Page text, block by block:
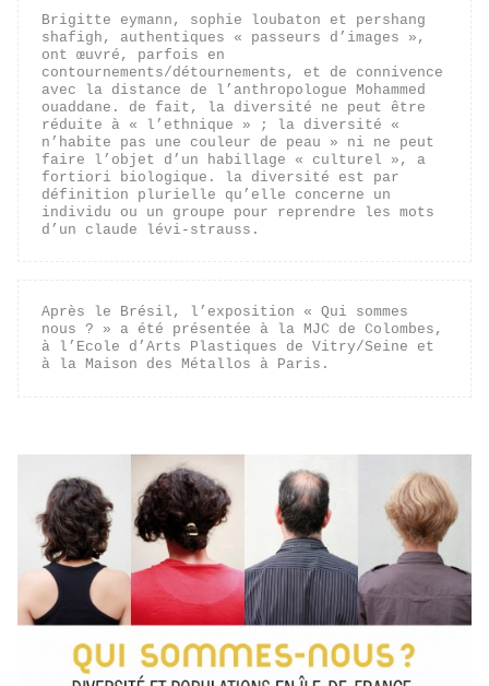
Brigitte eymann, sophie loubaton et pershang
shafigh, authentiques « passeurs d’images »,
ont œuvré, parfois en
contournements/détournements, et de connivence
avec la distance de l’anthropologue Mohammed
ouaddane. de fait, la diversité ne peut être
réduite à « l’ethnique » ; la diversité «
n’habite pas une couleur de peau » ni ne peut
faire l’objet d’un habillage « culturel », a
fortiori biologique. la diversité est par
définition plurielle qu’elle concerne un
individu ou un groupe pour reprendre les mots
d’un claude lévi-strauss.
Après le Brésil, l’exposition « Qui sommes
nous ? » a été présentée à la MJC de Colombes,
à l’Ecole d’Arts Plastiques de Vitry/Seine et
à la Maison des Métallos à Paris.